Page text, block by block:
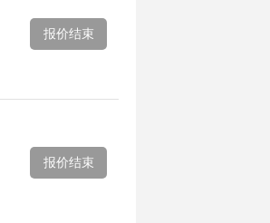
报价结束
报价结束